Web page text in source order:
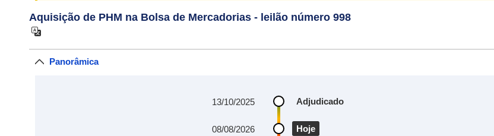
Aquisição de PHM na Bolsa de Mercadorias - leilão número 998
Panorâmica
Adjudicado
13/10/2025
Hoje
08/08/2026